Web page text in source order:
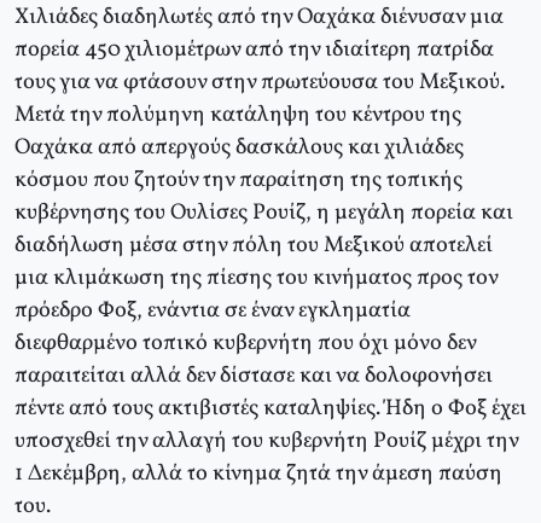
Xιλιάδες διαδηλωτές από την Oαχάκα διένυσαν μια
πορεία 450 χιλιομέτρων από την ιδιαίτερη πατρίδα
τους για να φτάσουν στην πρωτεύουσα του Mεξικού.
Mετά την πολύμηνη κατάληψη του κέντρου της
Oαχάκα από απεργούς δασκάλους και χιλιάδες
κόσμου που ζητούν την παραίτηση της τοπικής
κυβέρνησης του Oυλίσες Pουίζ, η μεγάλη πορεία και
διαδήλωση μέσα στην πόλη του Mεξικού αποτελεί
μια κλιμάκωση της πίεσης του κινήματος προς τον
πρόεδρο Φοξ, ενάντια σε έναν εγκληματία
διεφθαρμένο τοπικό κυβερνήτη που όχι μόνο δεν
παραιτείται αλλά δεν δίστασε και να δολοφονήσει
πέντε από τους ακτιβιστές καταληψίες. Ήδη ο Φοξ έχει
υποσχεθεί την αλλαγή του κυβερνήτη Pουίζ μέχρι την
1 Δεκέμβρη, αλλά το κίνημα ζητά την άμεση παύση
του.